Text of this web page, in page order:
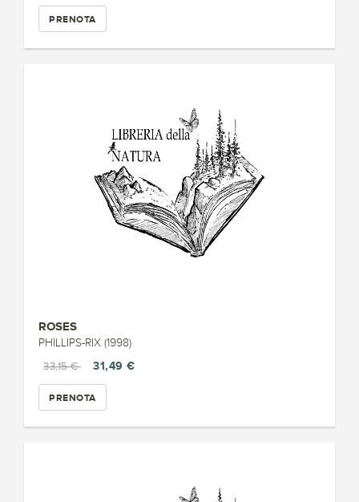
PRENOTA
ROSES
PHILLIPS-RIX (1998)
33,15 €
31,49 €
PRENOTA